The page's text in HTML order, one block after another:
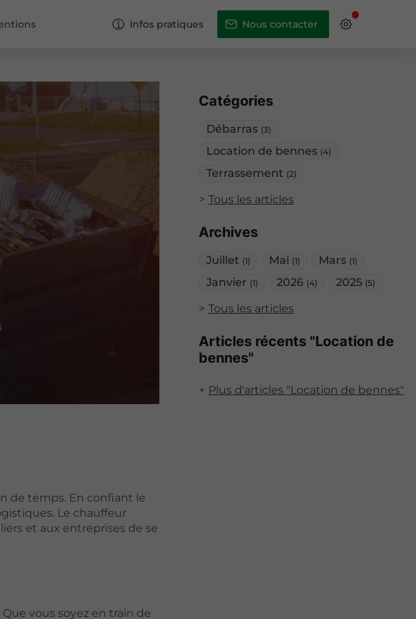
Infos pratiques Nous contacter
Catégories
Débarras (3)
Location de bennes (4)
Terrassement (2)
Tous les articles
Archives
Juillet (1) Mai (1) Mars (1)
Janvier (1) 2026 (4) 2025 (5)
Tous les articles
Articles récents "Location de
bennes"
Plus d'articles "Location de bennes"
de temps. En confiant le
Le chauffeur
et aux entreprises de se
vous soyez en train de